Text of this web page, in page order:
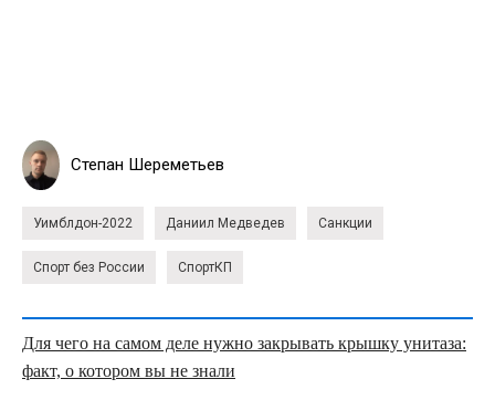
Степан Шереметьев
Уимблдон-2022 Даниил Медведев Санкции
Спорт без России СпортКП
Для чего на самом деле нужно закрывать крышку унитаза:
факт, о котором вы не знали